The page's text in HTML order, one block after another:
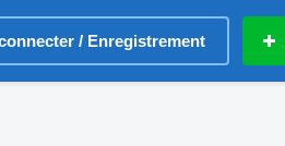
/ Enregistrement